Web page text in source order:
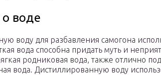
о воде
воду для разбавления самогона
вода способна придать муть и
родниковая вода, также отлично
вода. Дистиллированную воду